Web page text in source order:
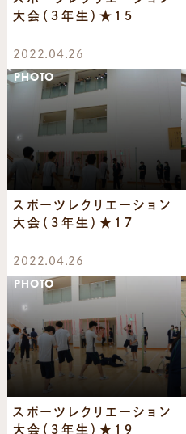
大会（３年生）★１５
2022.04.26
PHOTO
スポーツレクリエーション
大会（３年生）★１７
2022.04.26
PHOTO
スポーツレクリエーション
大会（３年生）★１９